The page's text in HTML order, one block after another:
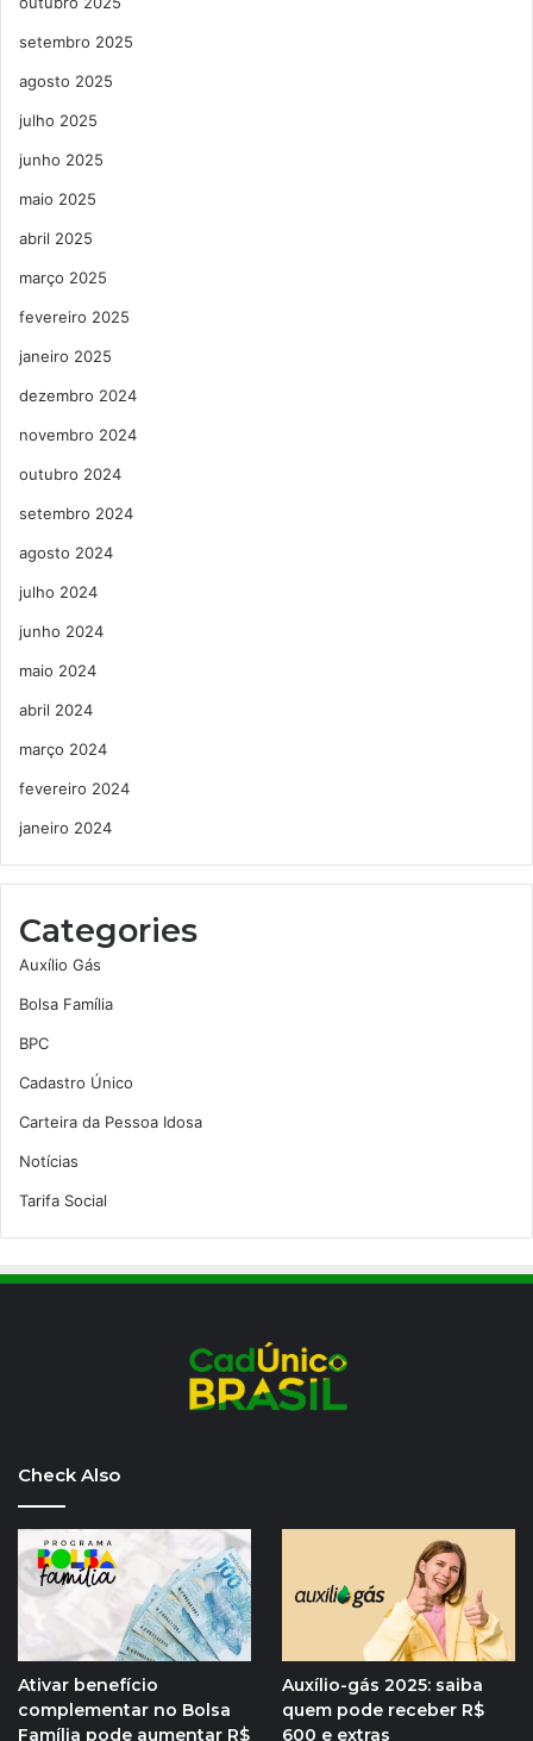
setembro 2025
agosto 2025
julho 2025
junho 2025
maio 2025
abril 2025
março 2025
fevereiro 2025
janeiro 2025
dezembro 2024
novembro 2024
outubro 2024
setembro 2024
agosto 2024
julho 2024
junho 2024
maio 2024
abril 2024
março 2024
fevereiro 2024
janeiro 2024
Categories
Auxílio Gás
Bolsa Família
BPC
Cadastro Único
Carteira da Pessoa Idosa
Notícias
Tarifa Social
Check Also
Ativar benefício
complementar no Bolsa
Família pode aumentar R$
Auxílio-gás 2025: saiba
quem pode receber R$
600 e extras